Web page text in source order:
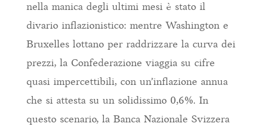
nella manica degli ultimi mesi è stato il
divario inflazionistico: mentre Washington e
Bruxelles lottano per raddrizzare la curva dei
prezzi, la Confederazione viaggia su cifre
quasi impercettibili, con un’inflazione annua
che si attesta su un solidissimo 0,6%. In
questo scenario, la Banca Nazionale Svizzera